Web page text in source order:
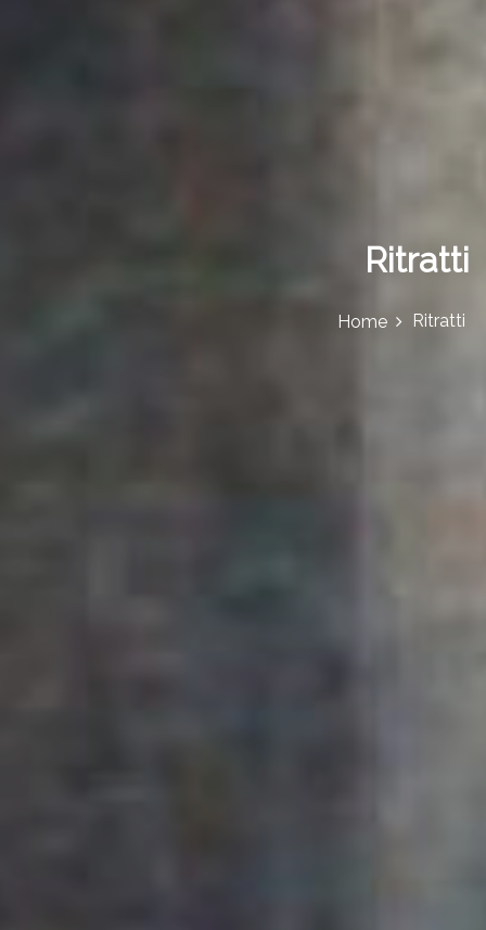
Ritratti
Home Ritratti